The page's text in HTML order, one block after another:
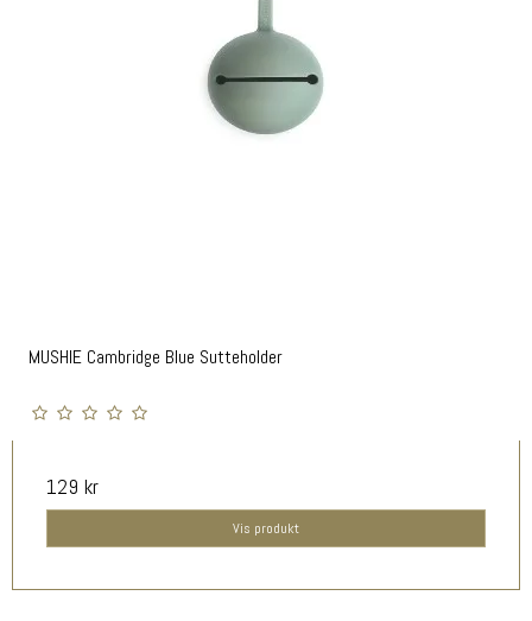
MUSHIE Cambridge Blue Sutteholder
129 kr
Vis produkt